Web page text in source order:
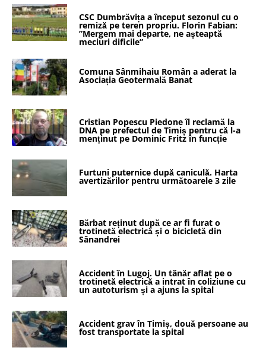
CSC Dumbrăvița a început sezonul cu o
remiză pe teren propriu. Florin Fabian:
”Mergem mai departe, ne așteaptă
meciuri dificile”
Comuna Sânmihaiu Român a aderat la
Asociația Geotermală Banat
Cristian Popescu Piedone îl reclamă la
DNA pe prefectul de Timiș pentru că l-a
menținut pe Dominic Fritz în funcție
Furtuni puternice după caniculă. Harta
avertizărilor pentru următoarele 3 zile
Bărbat reținut după ce ar fi furat o
trotinetă electrică și o bicicletă din
Sânandrei
Accident în Lugoj. Un tânăr aflat pe o
trotinetă electrică a intrat în coliziune cu
un autoturism și a ajuns la spital
Accident grav în Timiș, două persoane au
fost transportate la spital